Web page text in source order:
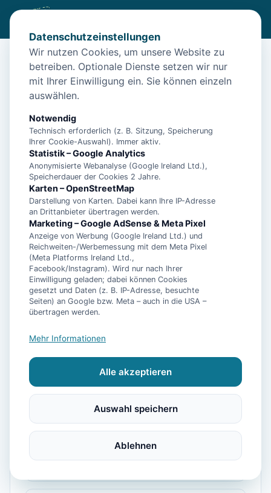
Diese Unterkunft ist aktuell nicht
buchbar
dich.
Unterkünfte in der Nähe
Ferienwohnung Dünenrose
Norddeicher Perle 2
- Ferienhaus Bühler Quetsch -
- Ferienhaus Pelikan -
- Ferienhaus Plesse 2 -
- Ferienwohnung Deichkind -
Datenschutzeinstellungen
Wir nutzen Cookies, um unsere Website zu
betreiben. Optionale Dienste setzen wir nur
mit Ihrer Einwilligung ein. Sie können einzeln
auswählen.
Notwendig
Technisch erforderlich (z. B. Sitzung, Speicherung
Ihrer Cookie-Auswahl). Immer aktiv.
Statistik – Google Analytics
Anonymisierte Webanalyse (Google Ireland Ltd.),
Speicherdauer der Cookies 2 Jahre.
Karten – OpenStreetMap
Darstellung von Karten. Dabei kann Ihre IP-Adresse
an Drittanbieter übertragen werden.
Marketing – Google AdSense & Meta Pixel
Anzeige von Werbung (Google Ireland Ltd.) und
Reichweiten-/Werbemessung mit dem Meta Pixel
(Meta Platforms Ireland Ltd.,
Facebook/Instagram). Wird nur nach Ihrer
Einwilligung geladen; dabei können Cookies
gesetzt und Daten (z. B. IP-Adresse, besuchte
Seiten) an Google bzw. Meta – auch in die USA –
übertragen werden.
Mehr Informationen
Alle akzeptieren
Auswahl speichern
Ablehnen